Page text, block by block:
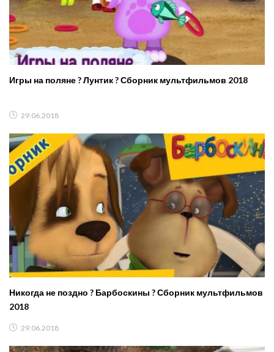
Игры на поляне ? Лунтик ? Сборник мультфильмов 2018
29.06.2018
Никогда не поздно ? Барбоскины ? Сборник мультфильмов
2018
29.06.2018